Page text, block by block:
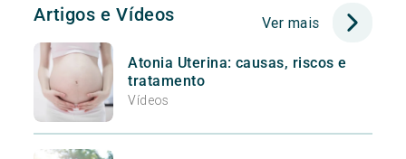
Artigos e Vídeos Ver mais
Atonia Uterina: causas, riscos e
tratamento
Vídeos